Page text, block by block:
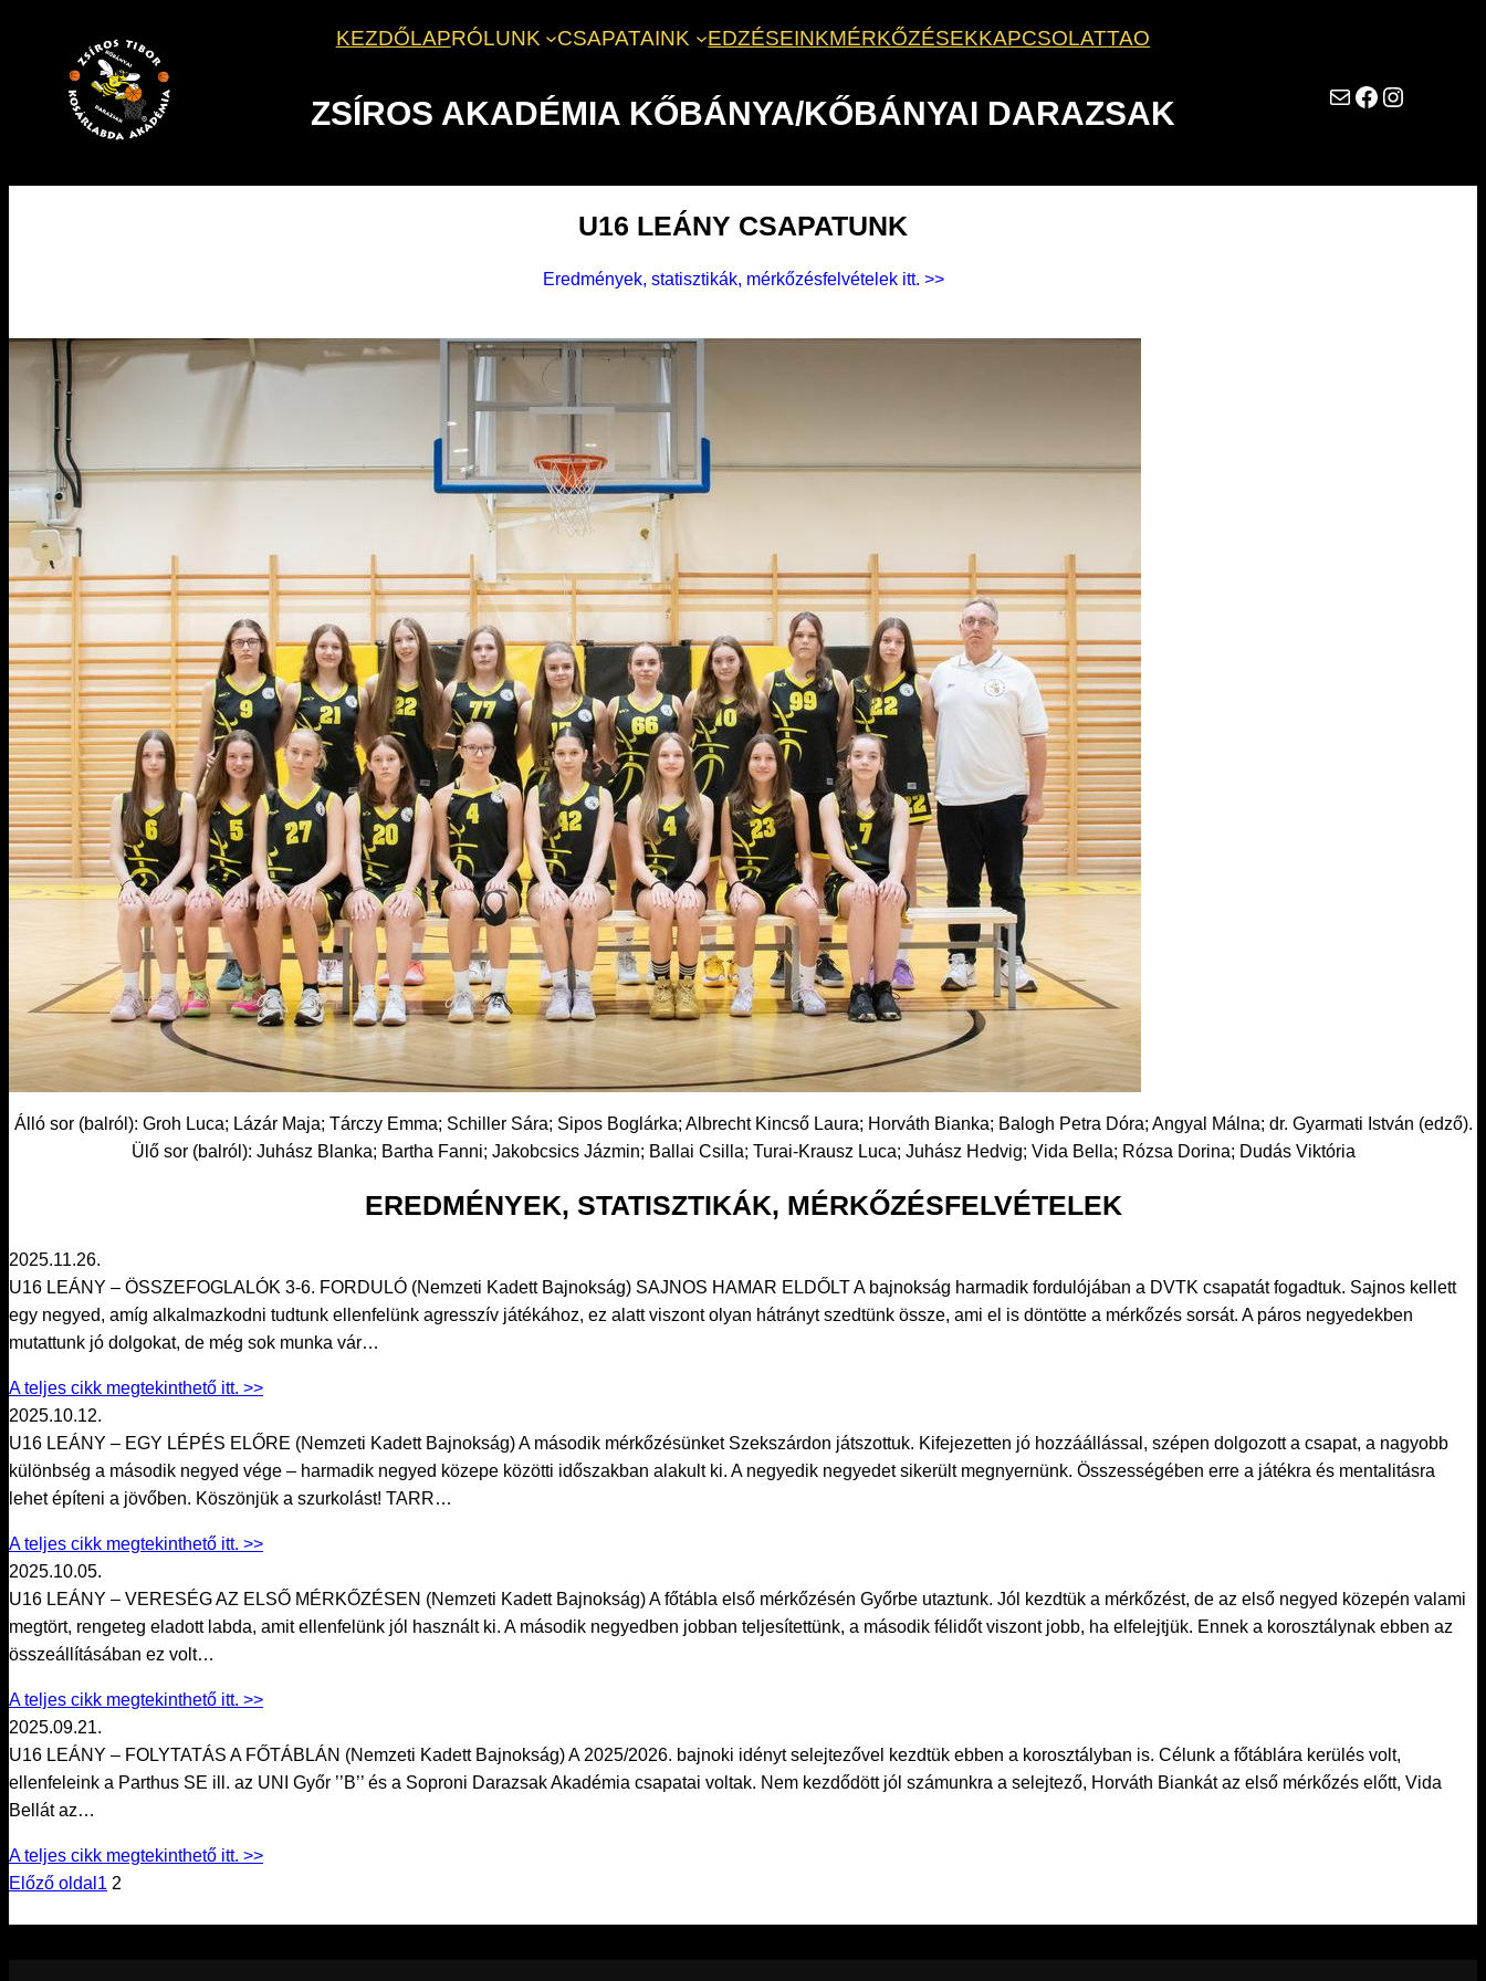
tartalomhoz
KEZDŐLAPRÓLUNK CSAPATAINK EDZÉSEINKMÉRKŐZÉSEKKAPCSOLATTAO
ZSÍROS AKADÉMIA KŐBÁNYA/KŐBÁNYAI DARAZSAK Mail Facebook Instagram
U16 LEÁNY CSAPATUNK
Eredmények, statisztikák, mérkőzésfelvételek itt. >>
Álló sor (balról): Groh Luca; Lázár Maja; Tárczy Emma; Schiller Sára; Sipos Boglárka; Albrecht Kincső Laura; Horváth Bianka; Balogh Petra Dóra; Angyal Málna; dr. Gyarmati István (edző).
Ülő sor (balról): Juhász Blanka; Bartha Fanni; Jakobcsics Jázmin; Ballai Csilla; Turai-Krausz Luca; Juhász Hedvig; Vida Bella; Rózsa Dorina; Dudás Viktória
EREDMÉNYEK, STATISZTIKÁK, MÉRKŐZÉSFELVÉTELEK
2025.11.26.
U16 LEÁNY – ÖSSZEFOGLALÓK 3-6. FORDULÓ (Nemzeti Kadett Bajnokság) SAJNOS HAMAR ELDŐLT A bajnokság harmadik fordulójában a DVTK csapatát fogadtuk. Sajnos kellett
egy negyed, amíg alkalmazkodni tudtunk ellenfelünk agresszív játékához, ez alatt viszont olyan hátrányt szedtünk össze, ami el is döntötte a mérkőzés sorsát. A páros negyedekben
mutattunk jó dolgokat, de még sok munka vár…
A teljes cikk megtekinthető itt. >>
2025.10.12.
U16 LEÁNY – EGY LÉPÉS ELŐRE (Nemzeti Kadett Bajnokság) A második mérkőzésünket Szekszárdon játszottuk. Kifejezetten jó hozzáállással, szépen dolgozott a csapat, a nagyobb
különbség a második negyed vége – harmadik negyed közepe közötti időszakban alakult ki. A negyedik negyedet sikerült megnyernünk. Összességében erre a játékra és mentalitásra
lehet építeni a jövőben. Köszönjük a szurkolást! TARR…
A teljes cikk megtekinthető itt. >>
2025.10.05.
U16 LEÁNY – VERESÉG AZ ELSŐ MÉRKŐZÉSEN (Nemzeti Kadett Bajnokság) A főtábla első mérkőzésén Győrbe utaztunk. Jól kezdtük a mérkőzést, de az első negyed közepén valami
megtört, rengeteg eladott labda, amit ellenfelünk jól használt ki. A második negyedben jobban teljesítettünk, a második félidőt viszont jobb, ha elfelejtjük. Ennek a korosztálynak ebben az
összeállításában ez volt…
A teljes cikk megtekinthető itt. >>
2025.09.21.
U16 LEÁNY – FOLYTATÁS A FŐTÁBLÁN (Nemzeti Kadett Bajnokság) A 2025/2026. bajnoki idényt selejtezővel kezdtük ebben a korosztályban is. Célunk a főtáblára kerülés volt,
ellenfeleink a Parthus SE ill. az UNI Győr ’’B’’ és a Soproni Darazsak Akadémia csapatai voltak. Nem kezdődött jól számunkra a selejtező, Horváth Biankát az első mérkőzés előtt, Vida
Bellát az…
A teljes cikk megtekinthető itt. >>
Előző oldal1 2